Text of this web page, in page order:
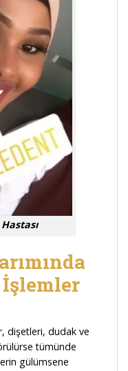
dişetleri, dudak ve
tümünde
gülümsene